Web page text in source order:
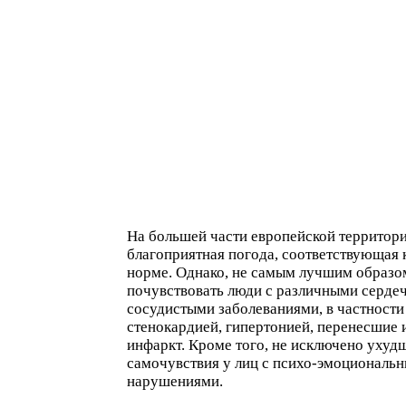
На большей части европейской
благоприятная погода, соответствующая
норме. Однако, не самым лучшим
почувствовать люди с различными
сосудистыми заболеваниями, в частности
стенокардией, гипертонией, перенесшие
инфаркт. Кроме того, не исключено
самочувствия у лиц с психо-
нарушениями.